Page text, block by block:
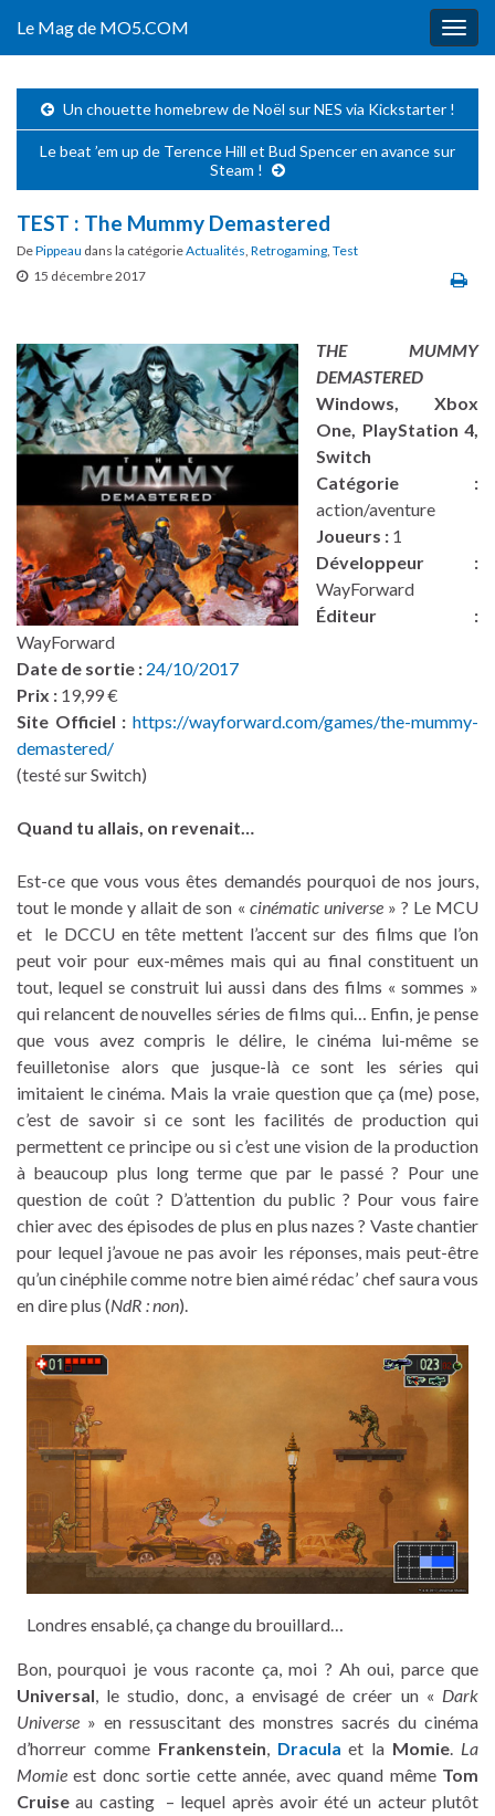
Le Mag de MO5.COM
Un chouette homebrew de Noël sur NES via Kickstarter !
Le beat ’em up de Terence Hill et Bud Spencer en avance sur
Steam !
TEST : The Mummy Demastered
DePippeau dans la catégorieActualités, Retrogaming, Test
15 décembre 2017
THE MUMMY
DEMASTERED
Windows, Xbox
One, PlayStation 4,
Switch
Catégorie :
action/aventure
Joueurs : 1
Développeur :
WayForward
Éditeur :
WayForward
Date de sortie : 24/10/2017
Prix : 19,99 €
Site Officiel : https://wayforward.com/games/the-mummy-
demastered/
(testé sur Switch)
Quand tu allais, on revenait…
Est-ce que vous vous êtes demandés pourquoi de nos jours,
tout le monde y allait de son « cinématic universe» ? Le MCU
et le DCCU en tête mettent l’accent sur des films que l’on
peut voir pour eux-mêmes mais qui au final constituent un
tout, lequel se construit lui aussi dans des films « sommes »
qui relancent de nouvelles séries de films qui… Enfin, je pense
que vous avez compris le délire, le cinéma lui-même se
feuilletonise alors que jusque-là ce sont les séries qui
imitaient le cinéma. Mais la vraie question que ça (me) pose,
c’est de savoir si ce sont les facilités de production qui
permettent ce principe ou si c’est une vision de la production
à beaucoup plus long terme que par le passé ? Pour une
question de coût ? D’attention du public ? Pour vous faire
chier avec des épisodes de plus en plus nazes ? Vaste chantier
pour lequel j’avoue ne pas avoir les réponses, mais peut-être
qu’un cinéphile comme notre bien aimé rédac’ chef saura vous
en dire plus (NdR : non).
Londres ensablé, ça change du brouillard…
Bon, pourquoi je vous raconte ça, moi ? Ah oui, parce que
Universal, le studio, donc, a envisagé de créer un « Dark
Universe » en ressuscitant des monstres sacrés du cinéma
d’horreur comme Frankenstein, Dracula et la Momie. La
Momie est donc sortie cette année, avec quand même Tom
Cruise au casting – lequel après avoir été un acteur plutôt